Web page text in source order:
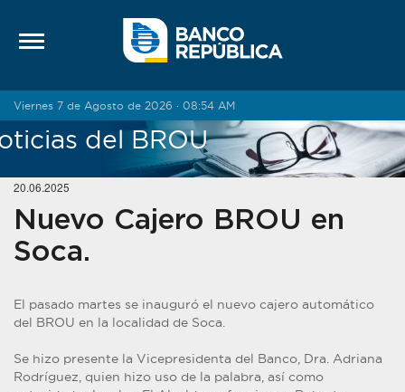
Viernes 7 de Agosto de 2026 · 08:54 AM
del BROU
20.06.2025
Nuevo Cajero BROU en
Soca.
El pasado martes se inauguró el nuevo cajero automático
del BROU en la localidad de Soca.
Se hizo presente la Vicepresidenta del Banco, Dra. Adriana
Rodríguez, quien hizo uso de la palabra, así como